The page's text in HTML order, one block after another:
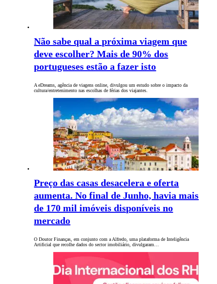
Não sabe qual a próxima viagem que
deve escolher? Mais de 90% dos
portugueses estão a fazer isto
A eDreams, agência de viagens online, divulgou um estudo sobre o impacto da
cultura/entretenimento nas escolhas de férias dos viajantes.
Preço das casas desacelera e oferta
aumenta. No final de Junho, havia mais
de 170 mil imóveis disponíveis no
mercado
O Doutor Finanças, em conjunto com a Alfredo, uma plataforma de Inteligência
Artificial que recolhe dados do sector imobiliário, divulgaram…